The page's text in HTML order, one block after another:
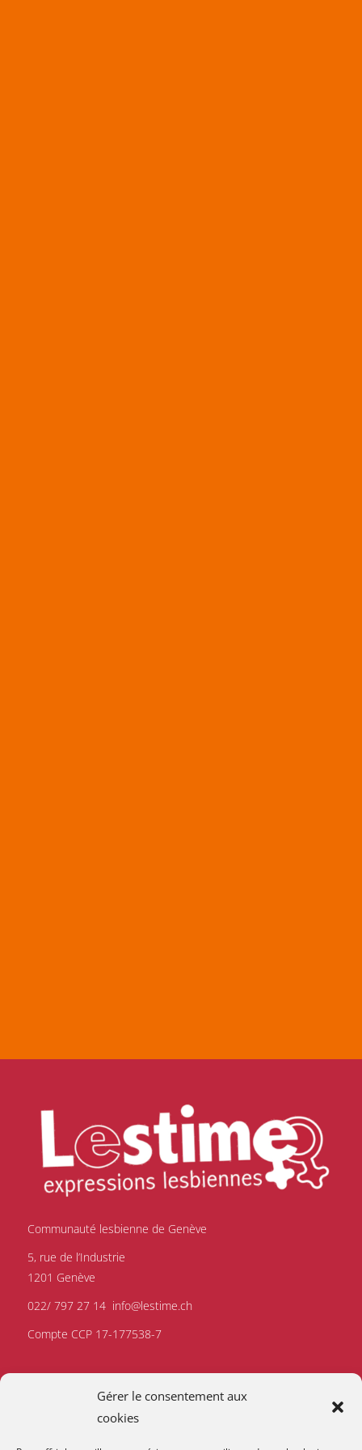
Gérer le consentement aux
cookies
Communauté lesbienne de Genève
5, rue de l’Industrie
1201 Genève
022/ 797 27 14 info@lestime.ch
Compte CCP 17-177538-7